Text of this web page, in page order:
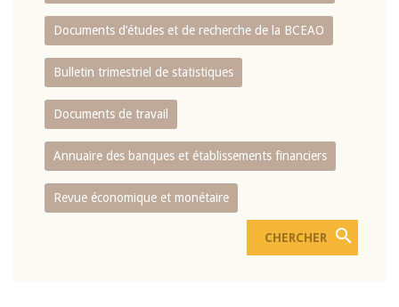
Documents d’études et de recherche de la BCEAO
Bulletin trimestriel de statistiques
Documents de travail
Annuaire des banques et établissements financiers
Revue économique et monétaire